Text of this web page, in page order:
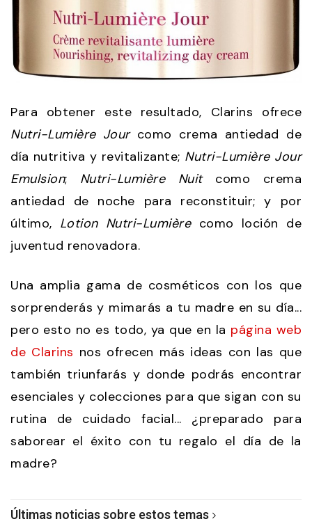
Para obtener este resultado, Clarins ofrece
Nutri-Lumière Jourcomo crema antiedad de
día nutritiva y revitalizante; Nutri-Lumière Jour
Emulsion; Nutri-Lumière Nuitcomo crema
antiedad de noche para reconstituir; y por
último, Lotion Nutri-Lumièrecomo loción de
juventud renovadora.
Una amplia gama de cosméticos con los que
sorprenderás y mimarás a tu madre en su día...
pero esto no es todo, ya que en la página web
de Clarins nos ofrecen más ideas con las que
también triunfarás y donde podrás encontrar
esenciales y colecciones para que sigan con su
rutina de cuidado facial... ¿preparado para
saborear el éxito con tu regalo el día de la
madre?
Últimas noticias sobre estos temas